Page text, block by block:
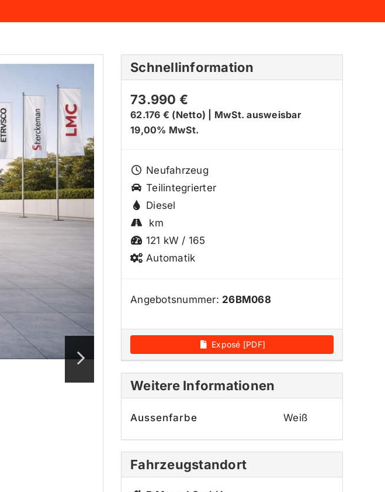
Schnellinformation
73.990 €
62.176 € (Netto)
MwSt. ausweisbar
19,00% MwSt.
Neufahrzeug
Teilintegrierter
Diesel
km
121 kW / 165
Automatik
Angebotsnummer: 26BM068
Exposé [PDF]
Weitere Informationen
Aussenfarbe Weiß
Fahrzeugstandort